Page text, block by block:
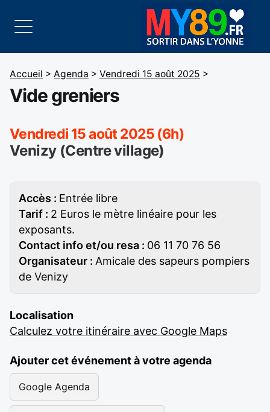
Accueil > Agenda > Vendredi 15 août 2025 >
Vide greniers
Vendredi 15 août 2025 (6h)
Venizy (Centre village)
Accès : Entrée libre
Tarif : 2 Euros le mètre linéaire pour les
exposants.
Contact info et/ou resa : 06 11 70 76 56
Organisateur : Amicale des sapeurs pompiers
de Venizy
Localisation
Calculez votre itinéraire avec Google Maps
Ajouter cet événement à votre agenda
Google Agenda